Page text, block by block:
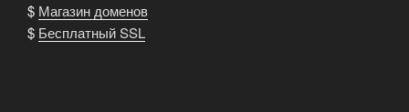
$ Магазин доменов
$ Бесплатный SSL